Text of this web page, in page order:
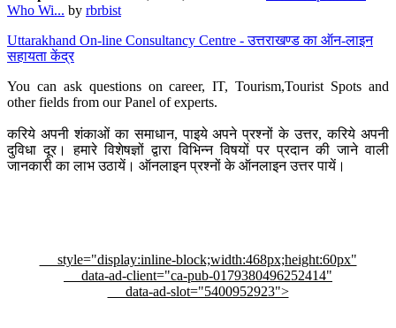
Who Wi... by rbrbist
Uttarakhand On-line Consultancy Centre - उत्तराखण्ड का ऑन-लाइन
सहायता केंद्र
You can ask questions on career, IT, Tourism,Tourist Spots and
other fields from our Panel of experts.
करिये अपनी शंकाओं का समाधान, पाइये अपने प्रश्नों के उत्तर, करिये अपनी
दुविधा दूर। हमारे विशेषज्ञों द्वारा विभिन्न विषयों पर प्रदान की जाने वाली
जानकारी का लाभ उठायें। ऑनलाइन प्रश्नों के ऑनलाइन उत्तर पायें।
style="display:inline-block;width:468px;height:60px"
data-ad-client="ca-pub-0179380496252414"
data-ad-slot="5400952923">